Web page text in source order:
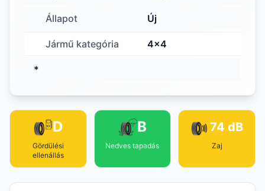
Állapot Új
Jármű kategória 4x4
*
D
Gördülési
ellenállás
B
Nedves tapadás
74 dB
Zaj